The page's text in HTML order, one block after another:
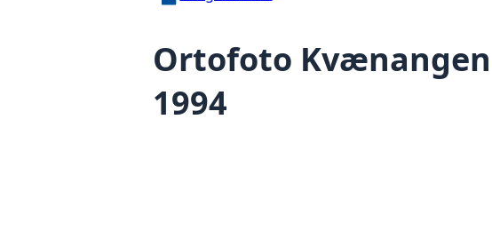
Ortofoto Kvænangen
1994